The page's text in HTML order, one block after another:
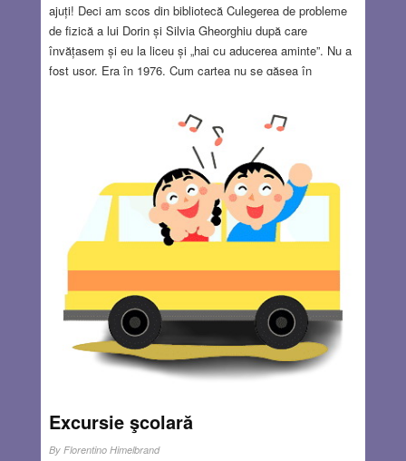
ajuți! Deci am scos din bibliotecă Culegerea de probleme
de fizică a lui Dorin și Silvia Gheorghiu după care
învățasem și eu la liceu și „hai cu aducerea aminte”. Nu a
fost ușor. Era în 1976. Cum cartea nu se găsea în
prin Poștă” și timp de o lună și jumătate, până a sosit, m-a
ajutat colega Daniela Munteanu care avea un văr student
la Facultatea de fizică. Doamna Florica Naghel, diriginta și
profesoara noastră de fizică, nu ținea seamă că nu avem
culegeri și ne tot repeta: – Trebuie să învățați cum puteți!
Neavând nici pile și nici posibilitatea să plătesc 100 lei
pentru carte, a trebuit să aștept să sosească prin poștă.
Între timp Daniela aducea cartea la fiecare oră de fizică și
permitea colegilor să copieze problema dată ca temă de
profesoara necruțătoare. Dar uite că m-am luat cu
amintirile…
Read more…
JUN 27, 2024 13 COMMENTS
Excursie şcolară
By Florentino Himelbrand